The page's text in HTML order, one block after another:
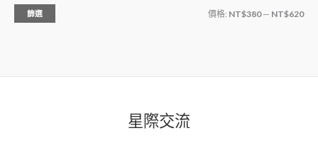
篩選 價格: NT$380— NT$620
星際交流